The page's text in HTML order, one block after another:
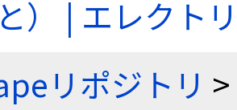
） | エレクト
リポジトリ >